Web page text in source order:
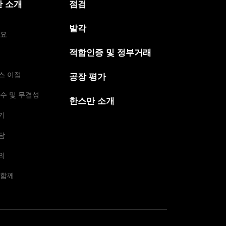
소개
이점
및 무결성
께
점검
발각
적합인증 및 정부거래
공장 평가
한스만 소개